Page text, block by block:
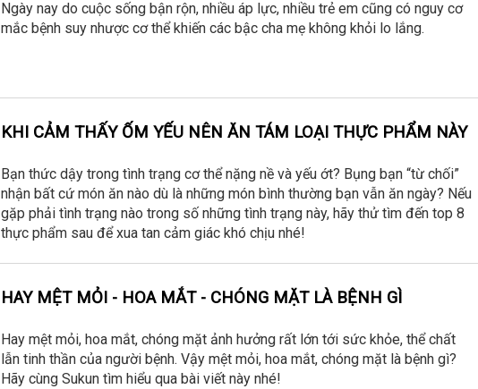
Ngày nay do cuộc sống bận rộn, nhiều áp lực, nhiều trẻ em cũng có nguy cơ
mắc bệnh suy nhược cơ thể khiến các bậc cha mẹ không khỏi lo lắng.
KHI CẢM THẤY ỐM YẾU NÊN ĂN TÁM LOẠI THỰC PHẨM NÀY
Bạn thức dậy trong tình trạng cơ thể nặng nề và yếu ớt? Bụng bạn “từ chối”
nhận bất cứ món ăn nào dù là những món bình thường bạn vẫn ăn ngày? Nếu
gặp phải tình trạng nào trong số những tình trạng này, hãy thử tìm đến top 8
thực phẩm sau để xua tan cảm giác khó chịu nhé!
HAY MỆT MỎI - HOA MẮT - CHÓNG MẶT LÀ BỆNH GÌ
Hay mệt mỏi, hoa mắt, chóng mặt ảnh hưởng rất lớn tới sức khỏe, thể chất
lẫn tinh thần của người bệnh. Vậy mệt mỏi, hoa mắt, chóng mặt là bệnh gì?
Hãy cùng Sukun tìm hiểu qua bài viết này nhé!